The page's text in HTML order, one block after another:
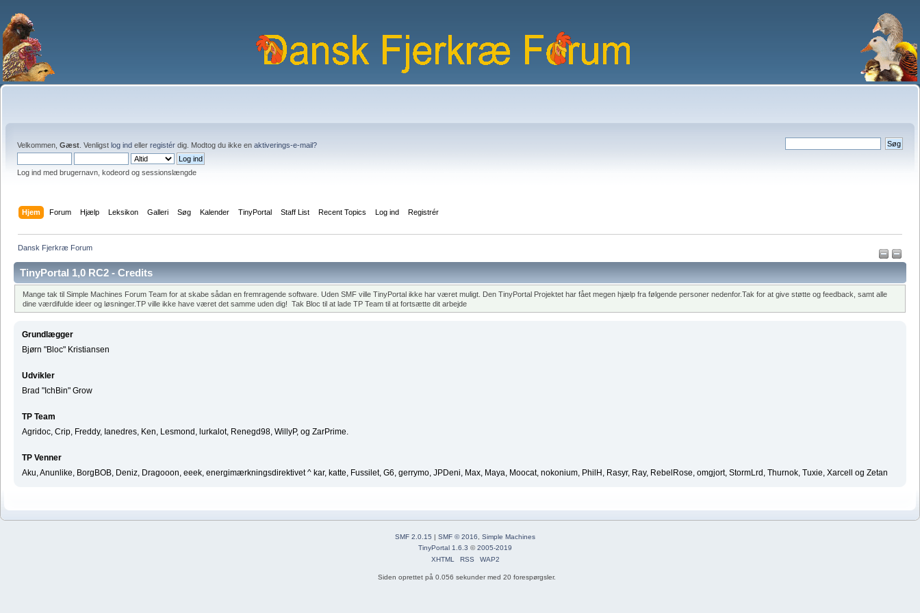
Velkommen, Gæst . Venligst log ind eller registér dig. Modtog du ikke en aktiverings-e-mail?
Log ind med brugernavn, kodeord og sessionslængde
Hjem Forum Hjælp Leksikon Galleri Søg Kalender TinyPortal Staff List Recent Topics Log ind Registrér
Dansk Fjerkræ Forum
TinyPortal 1,0 RC2 - Credits
Mange tak til Simple Machines Forum Team for at skabe sådan en fremragende software. Uden SMF ville TinyPortal ikke har været muligt. Den TinyPortal Projektet har fået megen hjælp fra følgende personer nedenfor.Tak for at give støtte og feedback, samt alle
dine værdifulde ideer og løsninger.TP ville ikke have været det samme uden dig! Tak Bloc til at lade TP Team til at fortsætte dit arbejde
Grundlægger
Bjørn "Bloc" Kristiansen
Udvikler
Brad "IchBin" Grow
TP Team
Agridoc, Crip, Freddy, Ianedres, Ken, Lesmond, lurkalot, Renegd98, WillyP, og ZarPrime.
TP Venner
Aku, Anunlike, BorgBOB, Deniz, Dragooon, eeek, energimærkningsdirektivet ^ kar, katte, Fussilet, G6, gerrymo, JPDeni, Max, Maya, Moocat, nokonium, PhilH, Rasyr, Ray, RebelRose, omgjort, StormLrd, Thurnok, Tuxie, Xarcell og Zetan
SMF 2.0.15 | SMF © 2016
Simple Machines
TinyPortal 1.6.3 ©2005-2019
XHTML
RSS WAP2
Siden oprettet på 0.056 sekunder med 20 forespørgsler.